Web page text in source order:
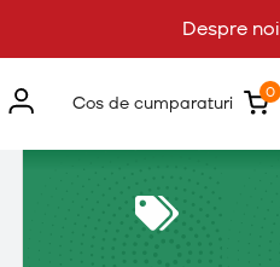
Despre noi
Cos de cumparaturi 0